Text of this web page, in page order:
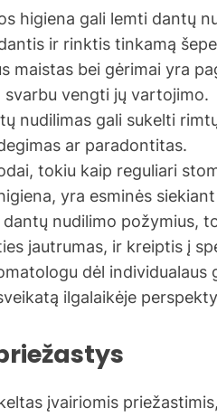
higiena gali lemti dantų
ir rinktis tinkamą
maistas bei gėrimai yra
vengti jų vartojimo.
nudilimas gali sukelti
ar paradontitas.
tokiu kaip reguliari
yra esminės
nudilimo požymius,
jautrumas, ir kreiptis į
dėl individualaus
ilgalaikėje
įvairiomis